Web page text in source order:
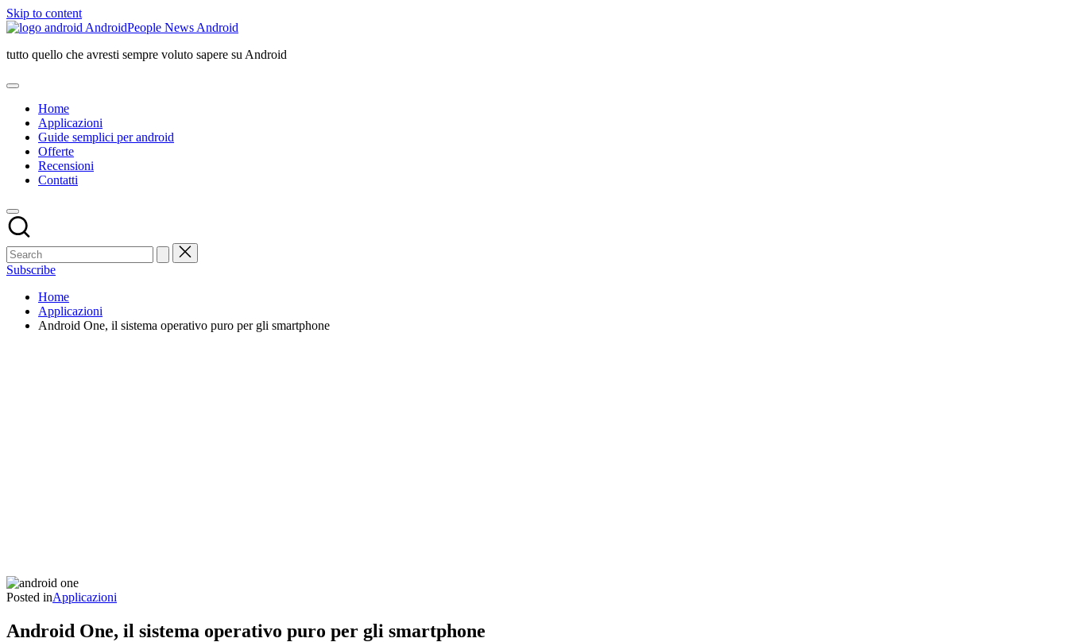
Skip to content
AndroidPeople News Android
tutto quello che avresti sempre voluto sapere su Android
Home
Applicazioni
Guide semplici per android
Offerte
Recensioni
Contatti
Subscribe
Home
Applicazioni
Android One, il sistema operativo puro per gli smartphone
Posted inApplicazioni
Android One, il sistema operativo puro per gli smartphone